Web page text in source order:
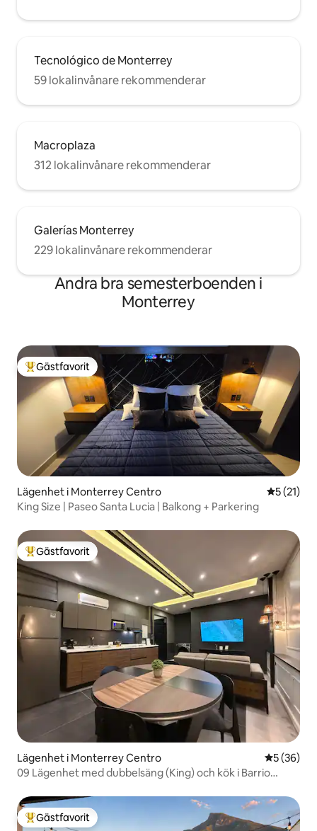
Tecnológico de Monterrey
59 lokalinvånare rekommenderar
Macroplaza
312 lokalinvånare rekommenderar
Galerías Monterrey
229 lokalinvånare rekommenderar
Andra bra semesterboenden i
Monterrey
Populär gästfavorit
Gästfavorit
Lägenhet i Monterrey Centro 5 av 5 i
5 (21)
King Size | Paseo Santa Lucia | Balkong + Parkering
Populär gästfavorit
Gästfavorit
Lägenhet i Monterrey Centro 5 av 5 i
5 (36)
09 Lägenhet med dubbelsäng (King) och kök i Barrio
Populär gästfavorit
Gästfavorit